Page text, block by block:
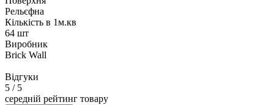
Рельєфна
Кількість в 1м.кв
64 шт
Виробник
Brick Wall
Відгуки
5 / 5
середній рейтинг товару